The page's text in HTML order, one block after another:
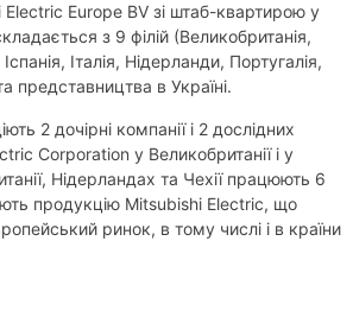
Europe BV зі штаб-квартирою у
з 9 філій (Великобританія,
Італія, Нідерланди, Португалія,
представництва в Україні.
2 дочірні компанії і 2 дослідних
Corporation у Великобританії і у
Нідерландах та Чехії працюють 6
продукцію Mitsubishi Electric, що
ринок, в тому числі і в країни